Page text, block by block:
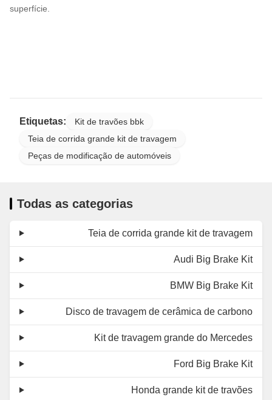
superfície.
Etiquetas:
Kit de travões bbk
Teia de corrida grande kit de travagem
Peças de modificação de automóveis
Todas as categorias
Teia de corrida grande kit de travagem
Audi Big Brake Kit
BMW Big Brake Kit
Disco de travagem de cerâmica de carbono
Kit de travagem grande do Mercedes
Ford Big Brake Kit
Honda grande kit de travões